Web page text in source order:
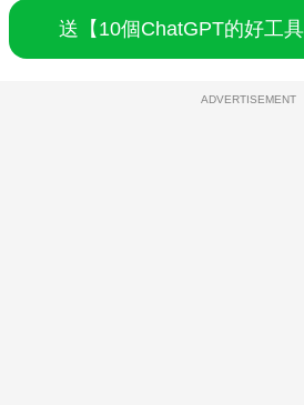
送【10個ChatGPT的好工
ADVERTISEMENT